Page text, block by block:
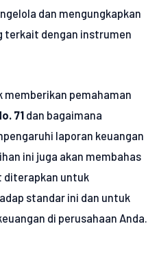
dan mengungkapkan
terkait dengan instrumen
pemahaman
71dan bagaimana
laporan keuangan
ini juga akan membahas
diterapkan untuk
standar ini dan untuk
di perusahaan Anda.